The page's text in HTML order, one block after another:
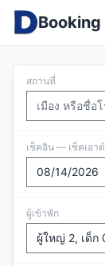
Booking
สถานที่
เช็คอิน — เช็คเอาต์
ผู้เข้าพัก